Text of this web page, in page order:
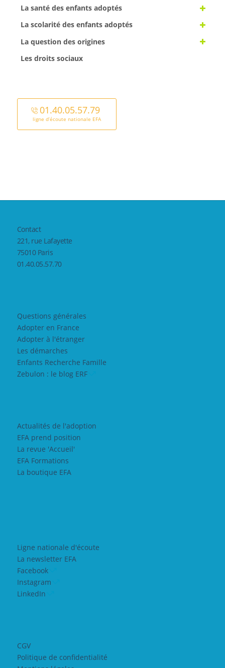
La santé des enfants adoptés
La scolarité des enfants adoptés
La question des origines
Les droits sociaux
01.40.05.57.79
ligne d’écoute nationale EFA
Contact
221, rue Lafayette
75010 Paris
01.40.05.57.70
Questions générales
Adopter en France
Adopter à l'étranger
Les démarches
Enfants Recherche Famille
Zebulon : le blog ERF
Actualités de l'adoption
EFA prend position
La revue 'Accueil'
EFA Formations
La boutique EFA
Ligne nationale d'écoute
La newsletter EFA
Facebook
Instagram
LinkedIn
CGV
Politique de confidentialité